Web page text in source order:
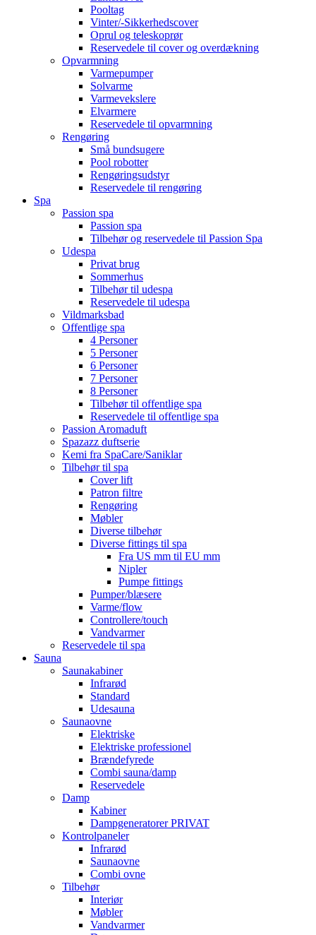
Pooltag
Vinter/-Sikkerhedscover
Oprul og teleskoprør
Reservedele til cover og overdækning
Opvarmning
Varmepumper
Solvarme
Varmevekslere
Elvarmere
Reservedele til opvarmning
Rengøring
Små bundsugere
Pool robotter
Rengøringsudstyr
Reservedele til rengøring
Spa
Passion spa
Passion spa
Tilbehør og reservedele til Passion Spa
Udespa
Privat brug
Sommerhus
Tilbehør til udespa
Reservedele til udespa
Vildmarksbad
Offentlige spa
4 Personer
5 Personer
6 Personer
7 Personer
8 Personer
Tilbehør til offentlige spa
Reservedele til offentlige spa
Passion Aromaduft
Spazazz duftserie
Kemi fra SpaCare/Saniklar
Tilbehør til spa
Cover lift
Patron filtre
Rengøring
Møbler
Diverse tilbehør
Diverse fittings til spa
Fra US mm til EU mm
Nipler
Pumpe fittings
Pumper/blæsere
Varme/flow
Controllere/touch
Vandvarmer
Reservedele til spa
Sauna
Saunakabiner
Infrarød
Standard
Udesauna
Saunaovne
Elektriske
Elektriske professionel
Brændefyrede
Combi sauna/damp
Reservedele
Damp
Kabiner
Dampgeneratorer PRIVAT
Kontrolpaneler
Infrarød
Saunaovne
Combi ovne
Tilbehør
Interiør
Møbler
Vandvarmer